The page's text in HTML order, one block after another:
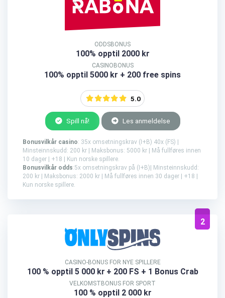
ODDSBONUS
100% opptil 2000 kr
CASINOBONUS
100% opptil 5000 kr + 200 free spins
5.0
Spill nå! Les anmeldelse
Bonusvilkår casino: 35x omsetningskrav (I+B) 40x (FS) |
Minsteinnskudd: 200 kr | Maksbonus: 5000 kr | Må fullføres innen
10 dager | +18 | Kun norske spillere.
Bonusvilkår odds:5x omsetningskrav på (I+B)| Minsteinnskudd:
200 kr | Maksbonus: 2000 kr | Må fullføres innen 30 dager | +18 |
Kun norske spillere.
2
CASINO-BONUS FOR NYE SPILLERE
100 % opptil 5 000 kr + 200 FS + 1 Bonus Crab
VELKOMSTBONUS FOR SPORT
100 % opptil 2 000 kr